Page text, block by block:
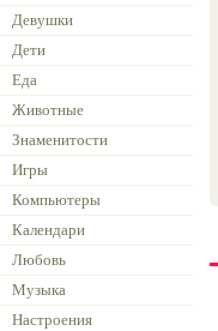
Девушки
Дети
Еда
Животные
Знаменитости
Игры
Компьютеры
Календари
Любовь
Музыка
Настроения